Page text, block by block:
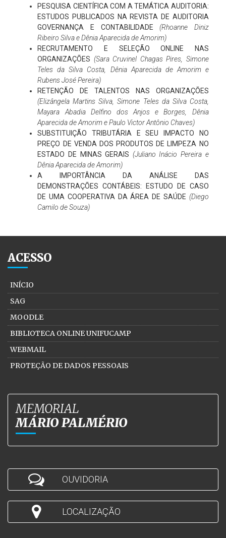
PESQUISA CIENTÍFICA COM A TEMÁTICA AUDITORIA:
ESTUDOS PUBLICADOS NA REVISTA DE AUDITORIA
GOVERNANÇA E CONTABILIDADE
(Rhoanne Diniz
Ribeiro Silva e Dênia Aparecida de Amorim)
RECRUTAMENTO E SELEÇÃO ONLINE NAS
ORGANIZAÇÕES (Sara Cruvinel Chagas Pires, Simone
Teles da Silva Costa, Dênia Aparecida de Amorim e
Rubens José Pereira)
RETENÇÃO DE TALENTOS NAS ORGANIZAÇÕES
(Elizângela Martins Silva, Simone Teles da Silva Costa,
Mayara Abadia Delfino dos Anjos e Borges, Dênia
Aparecida de Amorim e Paulo Victor Antônio Chaves)
SUBSTITUIÇÃO TRIBUTÁRIA E SEU IMPACTO NO
PREÇO DE VENDA DOS PRODUTOS DE LIMPEZA NO
ESTADO DE MINAS GERAIS (Juliano Inácio Pereira e
Dênia Aparecida de Amorim)
A IMPORTÂNCIA DA ANÁLISE DAS
DEMONSTRAÇÕES CONTÁBEIS: ESTUDO DE CASO
DE UMA COOPERATIVA DA ÁREA DE SAÚDE (Diego
Camilo de Souza)
ACESSO
INÍCIO
SAG
MOODLE
BIBLIOTECA ONLINE UNIFUCAMP
WEBMAIL
PROTEÇÃO DE DADOS PESSOAIS
MEMORIAL
MÁRIO PALMÉRIO
OUVIDORIA
LOCALIZAÇÃO